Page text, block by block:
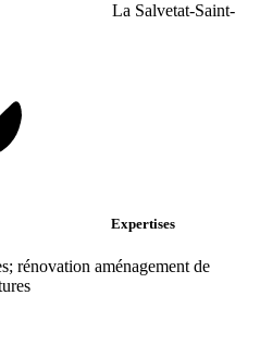
La Salvetat-Saint-
Expertises
rénovation aménagement de